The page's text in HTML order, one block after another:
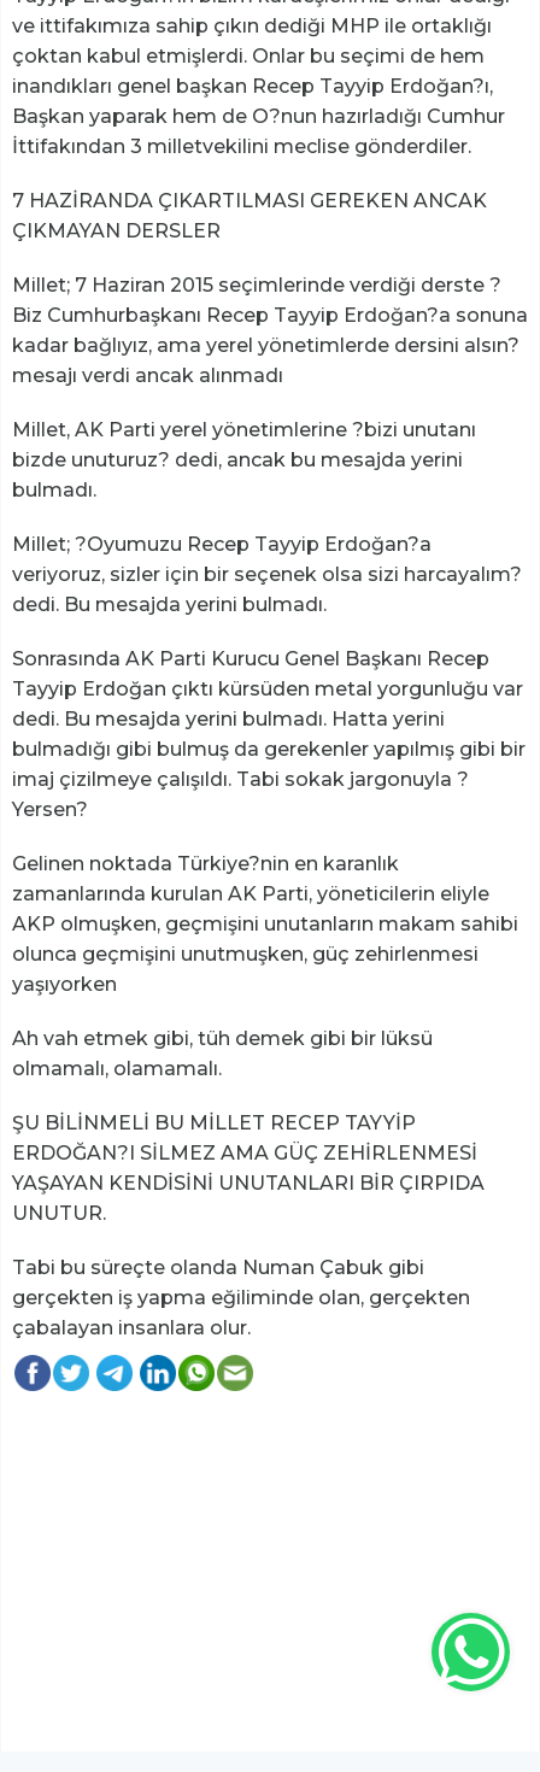
ve ittifakımıza sahip çıkın dediği MHP ile ortaklığı
çoktan kabul etmişlerdi. Onlar bu seçimi de hem
inandıkları genel başkan Recep Tayyip Erdoğan?ı,
Başkan yaparak hem de O?nun hazırladığı Cumhur
İttifakından 3 milletvekilini meclise gönderdiler.
7 HAZİRANDA ÇIKARTILMASI GEREKEN ANCAK
ÇIKMAYAN DERSLER
Millet; 7 Haziran 2015 seçimlerinde verdiği derste ?
Biz Cumhurbaşkanı Recep Tayyip Erdoğan?a sonuna
kadar bağlıyız, ama yerel yönetimlerde dersini alsın?
mesajı verdi ancak alınmadı
Millet, AK Parti yerel yönetimlerine ?bizi unutanı
bizde unuturuz? dedi, ancak bu mesajda yerini
bulmadı.
Millet; ?Oyumuzu Recep Tayyip Erdoğan?a
veriyoruz, sizler için bir seçenek olsa sizi harcayalım?
dedi. Bu mesajda yerini bulmadı.
Sonrasında AK Parti Kurucu Genel Başkanı Recep
Tayyip Erdoğan çıktı kürsüden metal yorgunluğu var
dedi. Bu mesajda yerini bulmadı. Hatta yerini
bulmadığı gibi bulmuş da gerekenler yapılmış gibi bir
imaj çizilmeye çalışıldı. Tabi sokak jargonuyla ?
Yersen?
Gelinen noktada Türkiye?nin en karanlık
zamanlarında kurulan AK Parti, yöneticilerin eliyle
AKP olmuşken, geçmişini unutanların makam sahibi
olunca geçmişini unutmuşken, güç zehirlenmesi
yaşıyorken
Ah vah etmek gibi, tüh demek gibi bir lüksü
olmamalı, olamamalı.
ŞU BİLİNMELİ BU MİLLET RECEP TAYYİP
ERDOĞAN?I SİLMEZ AMA GÜÇ ZEHİRLENMESİ
YAŞAYAN KENDİSİNİ UNUTANLARI BİR ÇIRPIDA
UNUTUR.
Tabi bu süreçte olanda Numan Çabuk gibi
gerçekten iş yapma eğiliminde olan, gerçekten
çabalayan insanlara olur.